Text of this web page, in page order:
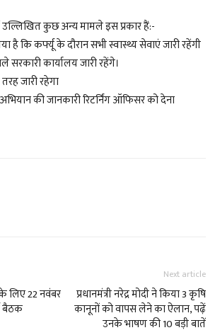
कुछ अन्य मामले इस प्रकार हैं:-
कि कर्फ्यू के दौरान सभी स्वास्थ्य सेवाएं जारी रहेंगी
कार्यालय जारी रहेंगे।
जारी रहेगा
की जानकारी रिटर्निंग ऑफिसर को देना
लिए 22 नवंबर
बैठक
Next article
प्रधानमंत्री नरेद्र मोदी ने किया 3 कृषि
कानूनों को वापस लेने का ऐलान, पढ़ें
उनके भाषण की 10 बड़ी बातें